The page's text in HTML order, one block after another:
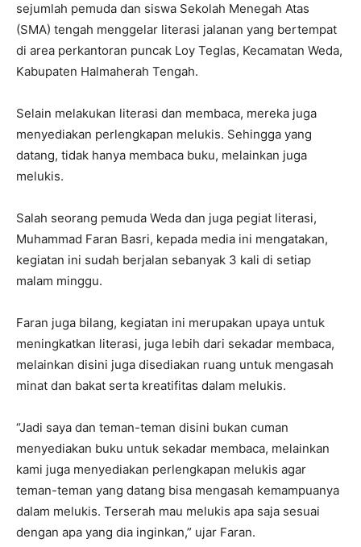
sejumlah pemuda dan siswa Sekolah Menegah Atas
(SMA) tengah menggelar literasi jalanan yang bertempat
di area perkantoran puncak Loy Teglas, Kecamatan Weda,
Kabupaten Halmaherah Tengah.
Selain melakukan literasi dan membaca, mereka juga
menyediakan perlengkapan melukis. Sehingga yang
datang, tidak hanya membaca buku, melainkan juga
melukis.
Salah seorang pemuda Weda dan juga pegiat literasi,
Muhammad Faran Basri, kepada media ini mengatakan,
kegiatan ini sudah berjalan sebanyak 3 kali di setiap
malam minggu.
Faran juga bilang, kegiatan ini merupakan upaya untuk
meningkatkan literasi, juga lebih dari sekadar membaca,
melainkan disini juga disediakan ruang untuk mengasah
minat dan bakat serta kreatifitas dalam melukis.
“Jadi saya dan teman-teman disini bukan cuman
menyediakan buku untuk sekadar membaca, melainkan
kami juga menyediakan perlengkapan melukis agar
teman-teman yang datang bisa mengasah kemampuanya
dalam melukis. Terserah mau melukis apa saja sesuai
dengan apa yang dia inginkan,” ujar Faran.